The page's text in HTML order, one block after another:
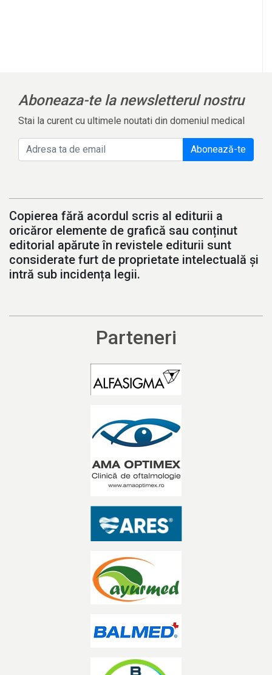
Aboneaza-te la newsletterul nostru
Stai la curent cu ultimele noutati din domeniul medical
Abonează-te
Copierea fără acordul scris al editurii a
oricăror elemente de grafică sau conținut
editorial apărute în revistele editurii sunt
considerate furt de proprietate intelectuală și
intră sub incidența legii.
Parteneri